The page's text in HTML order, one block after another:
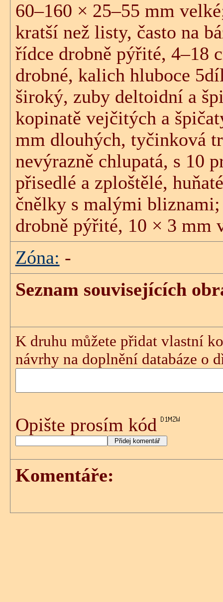
60–160 × 25–55 mm
kratší než listy, často na
řídce drobně pýřité, 4–18
drobné, kalich hluboce
široký, zuby deltoidní a
kopinatě vejčitých a
mm dlouhých, tyčinková
nevýrazně chlupatá, s 10
přisedlé a zploštělé,
čnělky s malými
drobně pýřité, 10 × 3 mm
Zóna: -
Seznam souvisejících
K druhu můžete přidat vlastní
návrhy na doplnění databáze o
Opište prosím kód
Komentáře: